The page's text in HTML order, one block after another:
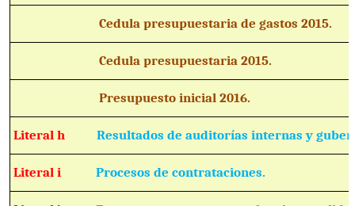
Cedula presupuestaria de gastos
Cedula presupuestaria 2015.
Presupuesto inicial 2016.
Literal hResultados de auditorías internas y
Literal iProcesos de contrataciones.